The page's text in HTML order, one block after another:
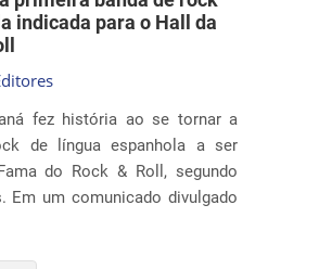
de língua espanhola a ser
do Rock & Roll, segundo
Em um comunicado divulgado